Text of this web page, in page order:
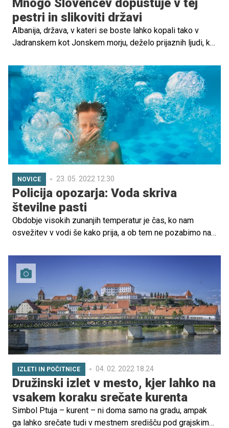
Mnogo Slovencev dopustuje v tej
pestri in slikoviti državi
Albanija, država, v kateri se boste lahko kopali tako v
Jadranskem kot Jonskem morju, deželo prijaznih ljudi, ki
ohranila pridih divjine ter eksotike. Morda niste vedeli, a
dežela orlov je kot nalašč tudi za otroke, saj jim med
popotovanjem zagotovo ne bo dolgčas: morje, naravni
parki, gore, številne znamenitosti in čudovita jezera kar
vabijo na pristen balkanski družinski potep.
NOVICE 23. 05. 2022 12.30
Policija opozarja: Voda skriva
številne pasti
Obdobje visokih zunanjih temperatur je čas, ko nam
osvežitev v vodi še kako prija, a ob tem ne pozabimo na
pozorni naj bodo starši mlajših otrok, ki naj imajo svoje
malčke vedno na očeh kljub plitvi vodi.
IZLETI IN POČITNICE 04. 02. 2022 18.24
Družinski izlet v mesto, kjer lahko na
vsakem koraku srečate kurenta
Simbol Ptuja – kurent – ni doma samo na gradu, ampak
ga lahko srečate tudi v mestnem središču pod grajskim